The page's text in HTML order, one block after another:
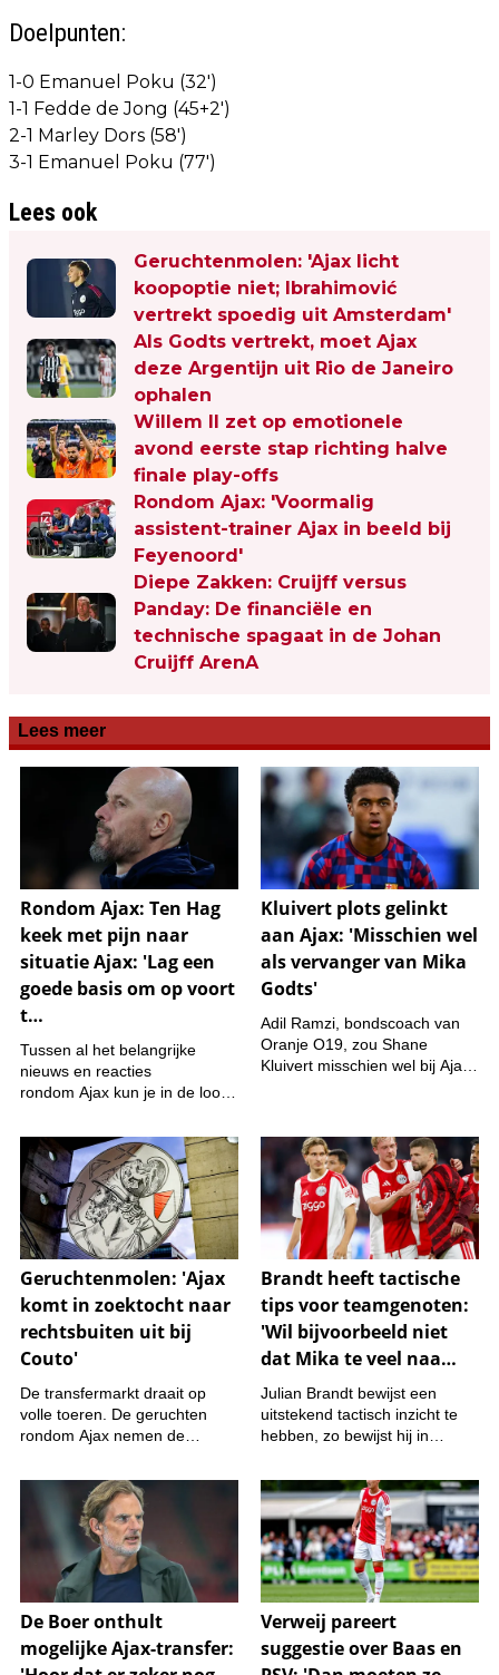
Doelpunten:
1-0 Emanuel Poku (32')
1-1 Fedde de Jong (45+2')
2-1 Marley Dors (58')
3-1 Emanuel Poku (77')
Lees ook
Geruchtenmolen: 'Ajax licht
koopoptie niet; Ibrahimović
vertrekt spoedig uit Amsterdam'
Als Godts vertrekt, moet Ajax
deze Argentijn uit Rio de Janeiro
ophalen
Willem II zet op emotionele
avond eerste stap richting halve
finale play-offs
Rondom Ajax: 'Voormalig
assistent-trainer Ajax in beeld bij
Feyenoord'
Diepe Zakken: Cruijff versus
Panday: De financiële en
technische spagaat in de Johan
Cruijff ArenA